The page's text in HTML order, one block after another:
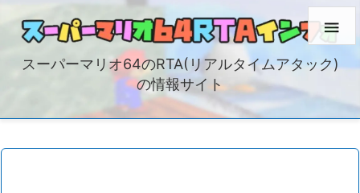
スーパーマリオ64のRTA(リアルタイムアタック)
の情報サイト
